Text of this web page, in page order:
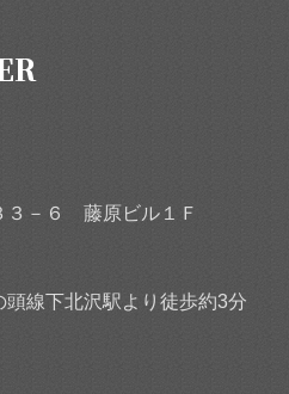
３－６ 藤原ビル１Ｆ
線下北沢駅より徒歩約3分
コピー